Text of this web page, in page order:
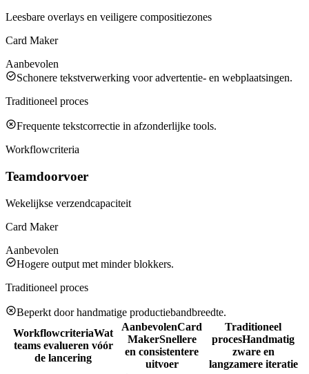
Leesbare overlays en veiligere compositiezones
Card Maker
Aanbevolen
Schonere tekstverwerking voor advertentie- en webplaatsingen.
Traditioneel proces
Frequente tekstcorrectie in afzonderlijke tools.
Workflowcriteria
Teamdoorvoer
Wekelijkse verzendcapaciteit
Card Maker
Aanbevolen
Hogere output met minder blokkers.
Traditioneel proces
Beperkt door handmatige productiebandbreedte.
WorkflowcriteriaWat
teams evalueren vóór
de lancering
AanbevolenCard
MakerSnellere
en consistentere
uitvoer
Traditioneel
procesHandmatig
zware en
langzamere iteratie